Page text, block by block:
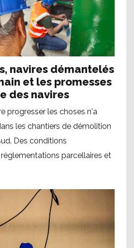
navires démantelés
et les promesses
des navires
progresser les choses n'a
les chantiers de démolition
Des conditions
parcellaires et